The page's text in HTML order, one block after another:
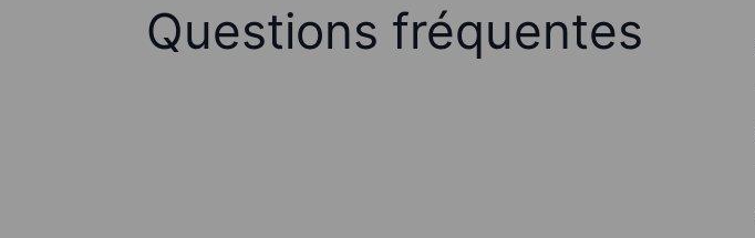
Questions fréquentes